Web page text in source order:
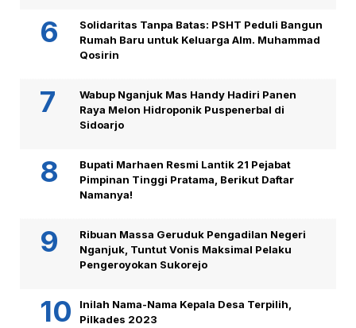
Solidaritas Tanpa Batas: PSHT Peduli Bangun
Rumah Baru untuk Keluarga Alm. Muhammad
Qosirin
Wabup Nganjuk Mas Handy Hadiri Panen
Raya Melon Hidroponik Puspenerbal di
Sidoarjo
Bupati Marhaen Resmi Lantik 21 Pejabat
Pimpinan Tinggi Pratama, Berikut Daftar
Namanya!
Ribuan Massa Geruduk Pengadilan Negeri
Nganjuk, Tuntut Vonis Maksimal Pelaku
Pengeroyokan Sukorejo
Inilah Nama-Nama Kepala Desa Terpilih,
Pilkades 2023